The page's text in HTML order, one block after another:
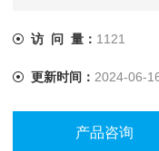
领域拥有广大的用户
测量测量，操作简便。
访 问 量： 1121
更新时间： 2024-06-
产品咨询